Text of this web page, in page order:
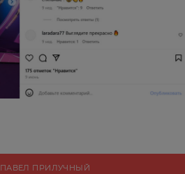
ПАВЕЛ ПРИЛУЧНЫЙ